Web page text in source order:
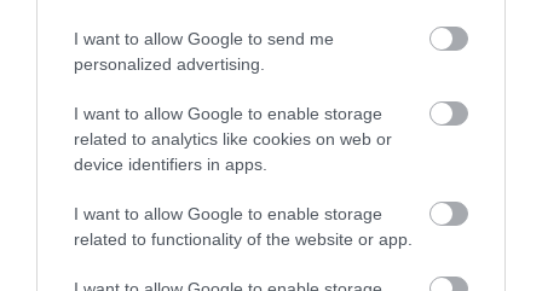
I want to allow Google to send me
personalized advertising.
I want to allow Google to enable storage
related to analytics like cookies on web or
device identifiers in apps.
I want to allow Google to enable storage
related to functionality of the website or app.
évben a Nemzetközi Repülőterek Tanácsaa világ
legjobbjának választotta
legmagasabbra értékelt légikikötők között
tartják számon, főként a tisztaság, a szolgáltatások
sokszínűsége és az utasok kényelme miatt. Ha
percnyire Incheontól található a Cimer Spa , egy
fényűző fürdőkomplexum.